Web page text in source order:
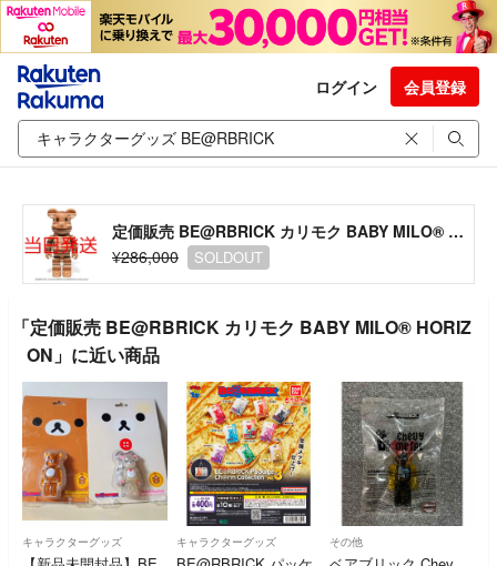
ログイン 会員登録
定価販売 BE@RBRICK カリモク BABY MILO® HORIZON
¥286,000
SOLDOUT
「定価販売 BE@RBRICK カリモク BABY MILO® HORIZ
ON」に近い商品
キャラクターグッズ キャラクターグッズ その他